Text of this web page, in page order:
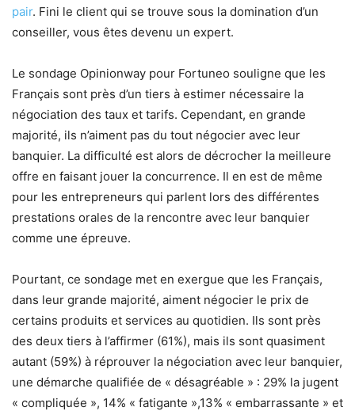
pair. Fini le client qui se trouve sous la domination d’un
conseiller, vous êtes devenu un expert.
Le sondage Opinionway pour Fortuneo souligne que les
Français sont près d’un tiers à estimer nécessaire la
négociation des taux et tarifs. Cependant, en grande
majorité, ils n’aiment pas du tout négocier avec leur
banquier. La difficulté est alors de décrocher la meilleure
offre en faisant jouer la concurrence. Il en est de même
pour les entrepreneurs qui parlent lors des différentes
prestations orales de la rencontre avec leur banquier
comme une épreuve.
Pourtant, ce sondage met en exergue que les Français,
dans leur grande majorité, aiment négocier le prix de
certains produits et services au quotidien. Ils sont près
des deux tiers à l’affirmer (61%), mais ils sont quasiment
autant (59%) à réprouver la négociation avec leur banquier,
une démarche qualifiée de « désagréable » : 29% la jugent
« compliquée », 14% « fatigante »,13% « embarrassante » et